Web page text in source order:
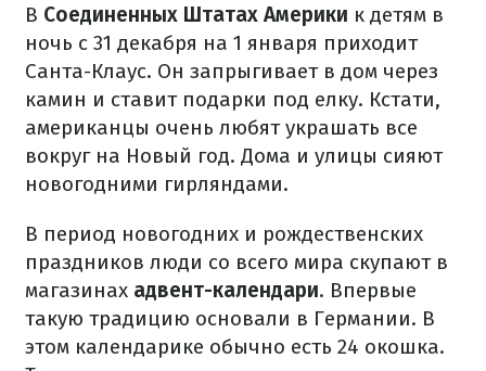
В Соединенных Штатах Америки к детям в
ночь с 31 декабря на 1 января приходит
Санта-Клаус. Он запрыгивает в дом через
камин и ставит подарки под елку. Кстати,
американцы очень любят украшать все
вокруг на Новый год. Дома и улицы сияют
новогодними гирляндами.
В период новогодних и рождественских
праздников люди со всего мира скупают в
магазинах адвент-календари. Впервые
такую традицию основали в Германии. В
этом календарике обычно есть 24 окошка.